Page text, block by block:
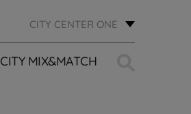
CITY CENTER ONE
CITY MIX&MATCH